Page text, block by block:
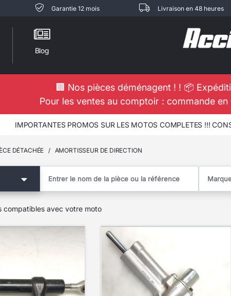
Garantie 12 mois Livraison en 48 heures
Blog
🏢 Nos pièces déménagent ! ! 📦
Pour les ventes au comptoir : commande
IMPORTANTES PROMOS SUR LES MOTOS COMPLETES !!!
DÉTACHÉE / AMORTISSEUR DE DIRECTION
compatibles avec votre moto